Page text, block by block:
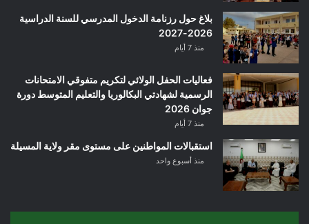
بلاغ حول رزنامة الدخول المدرسي للسنة الدراسية
2026-2027
منذ 7 أيام
فعاليات الحفل الولائي لتكريم متفوقي الامتحانات
الرسمية لشهادتي البكالوريا والتعليم المتوسط دورة
جوان 2026
منذ 7 أيام
استقبالات المواطنين على مستوى مقر ولاية المسيلة
منذ أسبوع واحد